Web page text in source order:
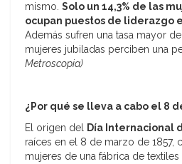
mismo. Solo un 14,3% de las
ocupan puestos de liderazgo
Además sufren una tasa mayor
mujeres jubiladas perciben una
Metroscopia)
¿Por qué se lleva a cabo el 8
El origen del Día Internacional
raíces en el 8 de marzo de 1857,
mujeres de una fábrica de textiles